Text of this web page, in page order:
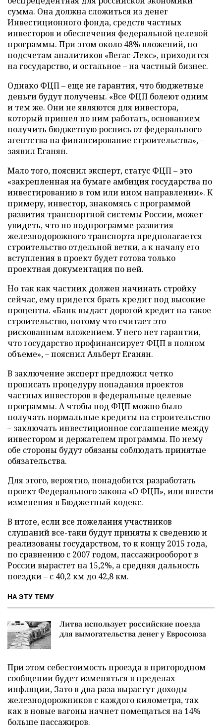
сумма. Она должна сложиться из денег
Инвестиционного фонда, средств частных
инвесторов и обеспечения федеральной целевой
программы. При этом около 48% вложений, по
подсчетам аналитиков «Вегас-Лекс», приходится
на государство, и остальное – на частный бизнес.
Однако ФЦП – еще не гарантия, что бюджетные
деньги будут получены. «Все ФЦП болеют одним
и тем же. Они не являются для инвестора,
который пришел по ним работать, основанием
получить бюджетную роспись от федерального
агентства на финансирование строительства», –
заявил Еганян.
Мало того, пояснил эксперт, статус ФЦП – это
«закрепленная на бумаге амбиция государства по
инвестированию в том или ином направлении». К
примеру, инвестор, знакомясь с программой
развития транспортной системы России, может
увидеть, что по подпрограмме развития
железнодорожного транспорта предполагается
строительство отдельной ветки, а к началу его
вступления в проект будет готова только
проектная документация по ней.
Но так как частник должен начинать стройку
сейчас, ему придется брать кредит под высокие
проценты. «Банк выдаст дорогой кредит на такое
строительство, потому что считает это
рискованным вложением. У него нет гарантии,
что государство профинансирует ФЦП в полном
объеме», – пояснил Альберт Еганян.
В заключение эксперт предложил четко
прописать процедуру попадания проектов
частных инвесторов в федеральные целевые
программы. А чтобы под ФЦП можно было
получать нормальные кредиты на строительство
– заключать инвестиционное соглашение между
инвестором и держателем программы. По нему
обе стороны будут обязаны соблюдать принятые
обязательства.
Для этого, вероятно, понадобится разработать
проект Федерального закона «О ФЦП», или внести
изменения в Бюджетный кодекс.
В итоге, если все пожелания участников
слушаний все-таки будут приняты к сведению и
реализованы государством, то к концу 2015 года,
по сравнению с 2007 годом, пассажирооборот в
России вырастет на 15,2%, а средняя дальность
поездки – с 40,2 км до 42,8 км.
НА ЭТУ ТЕМУ
Литва использует российские поезда
для вымогательства денег у Евросоюза
При этом себестоимость проезда в пригородном
сообщении будет изменяться в пределах
инфляции, Зато в два раза вырастут доходы
железнодорожников с каждого километра, так
как в новые вагоны начнет помещаться на 14%
больше пассажиров.